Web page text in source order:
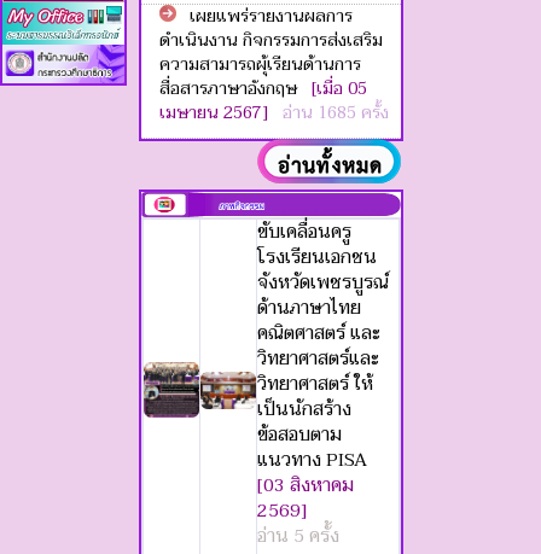
เผยแพร่รายงานผลการ
ดำเนินงาน กิจกรรมการส่งเสริม
ความสามารถผุ้เรียนด้านการ
สื่อสารภาษาอังกฤษ [เมื่อ 05
เมษายน 2567] อ่าน 1685 ครั้ง
ขับเคลื่อนครู
โรงเรียนเอกชน
จังหวัดเพชรบูรณ์
ด้านภาษาไทย
คณิตศาสตร์ และ
วิทยาศาสตร์และ
วิทยาศาสตร์ ให้
เป็นนักสร้าง
ข้อสอบตาม
แนวทาง PISA
[03 สิงหาคม
2569]
อ่าน 5 ครั้ง